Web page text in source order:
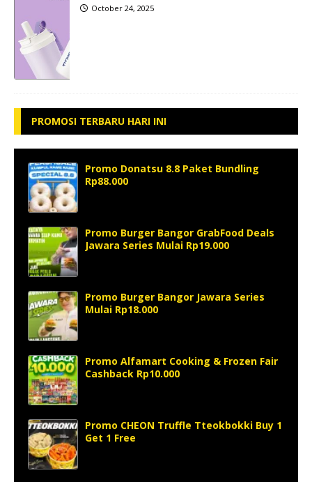
October 24, 2025
PROMOSI TERBARU HARI INI
Promo Donatsu 8.8 Paket Bundling
Rp88.000
Promo Burger Bangor GrabFood Deals
Jawara Series Mulai Rp19.000
Promo Burger Bangor Jawara Series
Mulai Rp18.000
Promo Alfamart Cooking & Frozen Fair
Cashback Rp10.000
Promo CHEON Truffle Tteokbokki Buy 1
Get 1 Free